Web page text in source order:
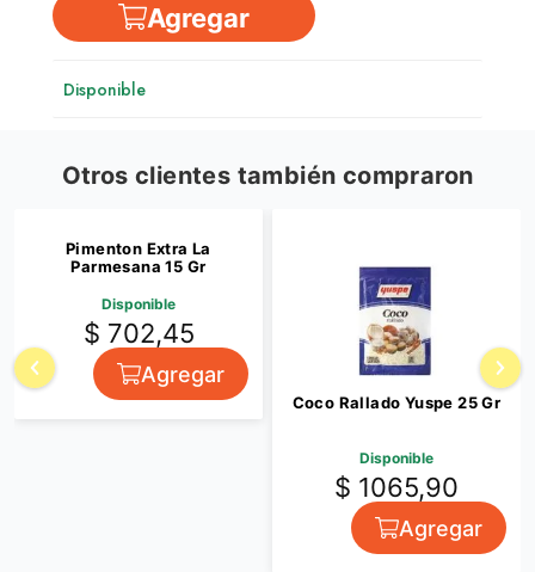
Agregar
Disponible
Otros clientes también compraron
Pimenton Extra La
Parmesana 15 Gr
Disponible
$ 702,45
Agregar
Coco Rallado Yuspe 25 Gr
Disponible
$ 1065,90
Agregar